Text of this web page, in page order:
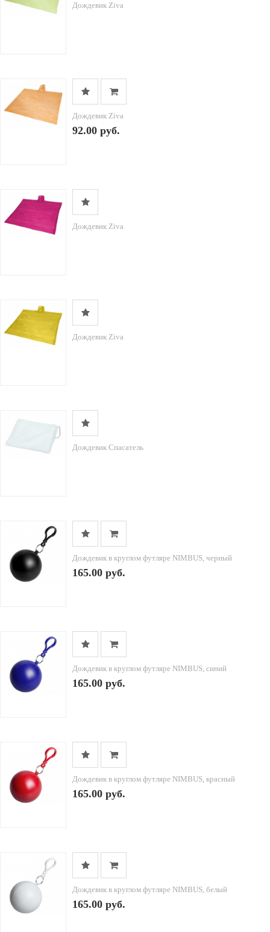
Дождевик Ziva
Дождевик Ziva
92.00 руб.
Дождевик Ziva
Дождевик Ziva
Дождевик Спасатель
Дождевик в круглом футляре NIMBUS, черный
165.00 руб.
Дождевик в круглом футляре NIMBUS, синий
165.00 руб.
Дождевик в круглом футляре NIMBUS, красный
165.00 руб.
Дождевик в круглом футляре NIMBUS, белый
165.00 руб.